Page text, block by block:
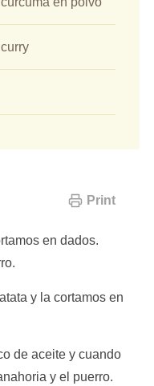
Print
en dados.
y la cortamos en
de aceite y cuando
y el puerro.